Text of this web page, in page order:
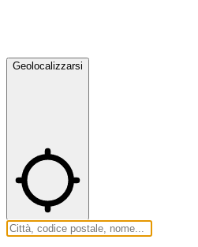
Geolocalizzarsi